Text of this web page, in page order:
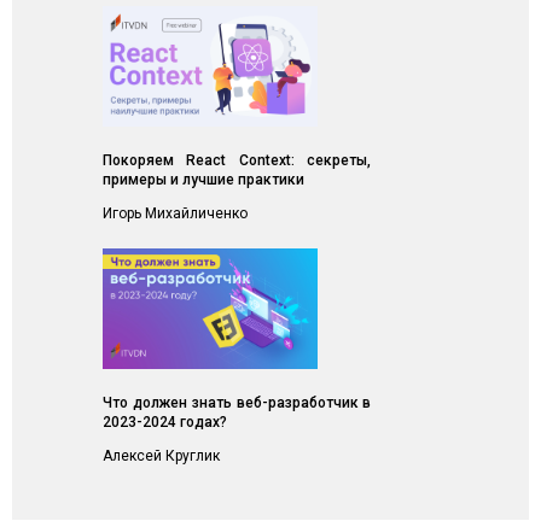
Покоряем React Context: секреты,
примеры и лучшие практики
Игорь Михайличенко
Что должен знать веб-разработчик в
2023-2024 годах?
Алексей Круглик